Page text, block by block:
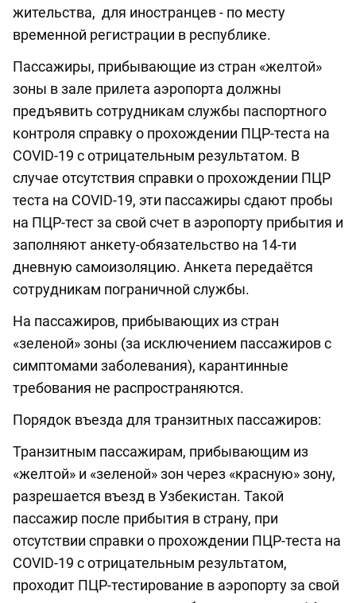
жительства, для иностранцев - по месту
временной регистрации в республике.
Пассажиры, прибывающие из стран «желтой»
зоны в зале прилета аэропорта должны
предъявить сотрудникам службы паспортного
контроля справку о прохождении ПЦР-теста на
COVID-19 с отрицательным результатом. В
случае отсутствия справки о прохождении ПЦР
теста на COVID-19, эти пассажиры сдают пробы
на ПЦР-тест за свой счет в аэропорту прибытия и
заполняют анкету-обязательство на 14-ти
дневную самоизоляцию. Анкета передаётся
сотрудникам пограничной службы.
На пассажиров, прибывающих из стран
«зеленой» зоны (за исключением пассажиров с
симптомами заболевания), карантинные
требования не распространяются.
Порядок въезда для транзитных пассажиров:
Транзитным пассажирам, прибывающим из
«желтой» и «зеленой» зон через «красную» зону,
разрешается въезд в Узбекистан. Такой
пассажир после прибытия в страну, при
отсутствии справки о прохождении ПЦР-теста на
COVID-19 с отрицательным результатом,
проходит ПЦР-тестирование в аэропорту за свой